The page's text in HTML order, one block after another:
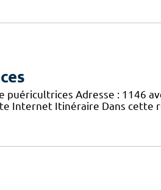
puéricultrices Adresse : 1146
Internet Itinéraire Dans cette